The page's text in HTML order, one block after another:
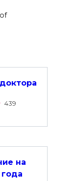
439
на